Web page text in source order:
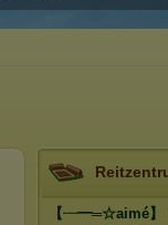
【┈━═☆aimé】